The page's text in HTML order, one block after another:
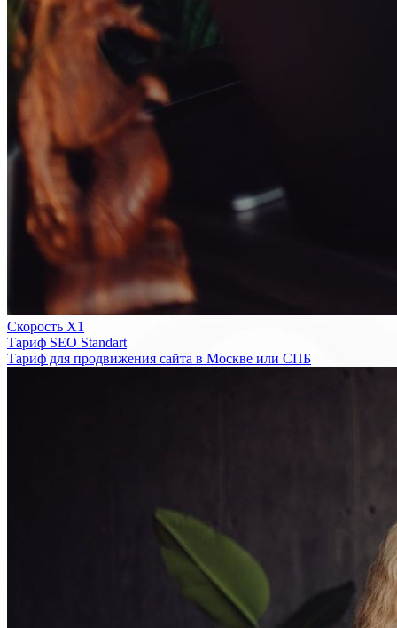
Скорость Х1
Тариф SEO Standart
Тариф для продвижения сайта в Москве или СПБ